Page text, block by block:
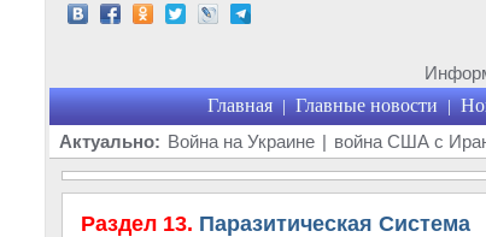
Главная | Главные новости |
Актуально: Война на Украине | война США с
Раздел 13. Паразитическая Система